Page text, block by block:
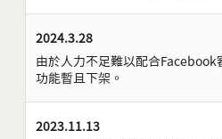
2024.3.28
由於人力不足難以配合
功能暫且下架。
2023.11.13